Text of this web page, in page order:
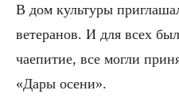
В дом культуры
ветеранов. И для всех
чаепитие, все могли
«Дары осени».